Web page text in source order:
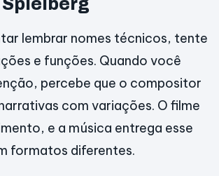
lembrar nomes técnicos, tente
e funções. Quando você
percebe que o compositor
com variações. O filme
e a música entrega esse
formatos diferentes.